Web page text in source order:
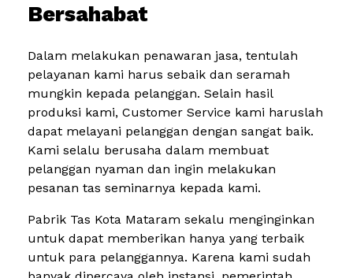
Bersahabat
Dalam melakukan penawaran jasa, tentulah
pelayanan kami harus sebaik dan seramah
mungkin kepada pelanggan. Selain hasil
produksi kami, Customer Service kami haruslah
dapat melayani pelanggan dengan sangat baik.
Kami selalu berusaha dalam membuat
pelanggan nyaman dan ingin melakukan
pesanan tas seminarnya kepada kami.
Pabrik Tas Kota Mataram sekalu menginginkan
untuk dapat memberikan hanya yang terbaik
untuk para pelanggannya. Karena kami sudah